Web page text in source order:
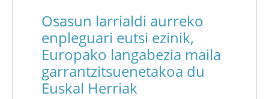
Osasun larrialdi aurreko
enpleguari eutsi ezinik,
Europako langabezia maila
garrantzitsuenetakoa du
Euskal Herriak